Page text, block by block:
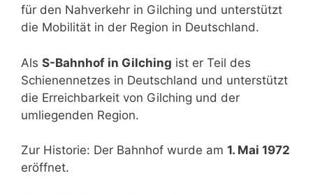
für den Nahverkehr in Gilching und unterstützt
die Mobilität in der Region in Deutschland.
Als S-Bahnhof in Gilching ist er Teil des
Schienennetzes in Deutschland und unterstützt
die Erreichbarkeit von Gilching und der
umliegenden Region.
Zur Historie: Der Bahnhof wurde am 1. Mai 1972
eröffnet.